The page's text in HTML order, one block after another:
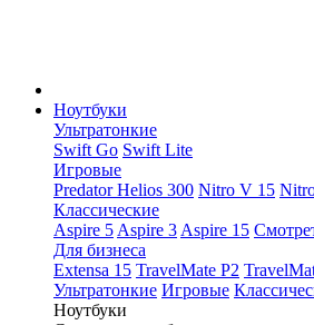
Ноутбуки
Ультратонкие
Swift Go Swift Lite
Игровые
Predator Helios 300 Nitro V 15
Классические
Aspire 5 Aspire 3 Aspire 15
Для бизнеса
Extensa 15 TravelMate P2
Ультратонкие Игровые
Ноутбуки